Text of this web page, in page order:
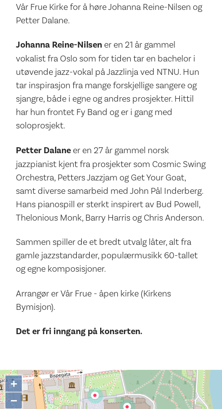
Vår Frue Kirke for å høre Johanna Reine-Nilsen og
Petter Dalane.
Johanna Reine-Nilsen er en 21 år gammel
vokalist fra Oslo som for tiden tar en bachelor i
utøvende jazz-vokal på Jazzlinja ved NTNU. Hun
tar inspirasjon fra mange forskjellige sangere og
sjangre, både i egne og andres prosjekter. Hittil
har hun frontet Fy Band og er i gang med
soloprosjekt.
Petter Dalane er en 27 år gammel norsk
jazzpianist kjent fra prosjekter som Cosmic Swing
Orchestra, Petters Jazzjam og Get Your Goat,
samt diverse samarbeid med John Pål Inderberg.
Hans pianospill er sterkt inspirert av Bud Powell,
Thelonious Monk, Barry Harris og Chris Anderson.
Sammen spiller de et bredt utvalg låter, alt fra
gamle jazzstandarder, populærmusikk 60-tallet
og egne komposisjoner.
Arrangør er Vår Frue - åpen kirke (Kirkens
Bymisjon).
Det er fri inngang på konserten.
+
−